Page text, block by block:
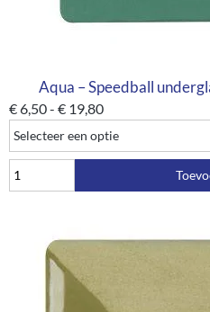
Aqua – Speedball
€6,50- € 19,80